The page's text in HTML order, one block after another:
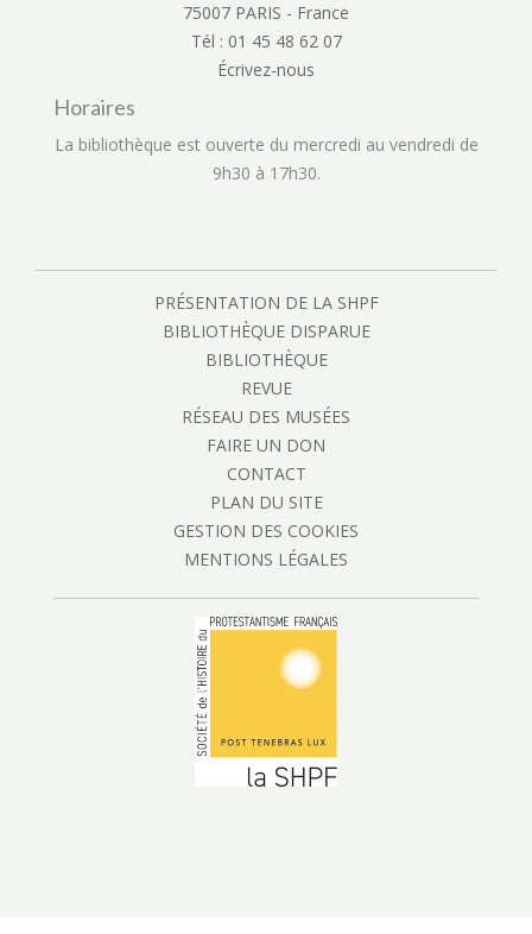
75007 PARIS - France
Tél : 01 45 48 62 07
Écrivez-nous
Horaires
La bibliothèque est ouverte du mercredi au vendredi de
9h30 à 17h30.
PRÉSENTATION DE LA SHPF
BIBLIOTHÈQUE DISPARUE
BIBLIOTHÈQUE
REVUE
RÉSEAU DES MUSÉES
FAIRE UN DON
CONTACT
PLAN DU SITE
GESTION DES COOKIES
MENTIONS LÉGALES